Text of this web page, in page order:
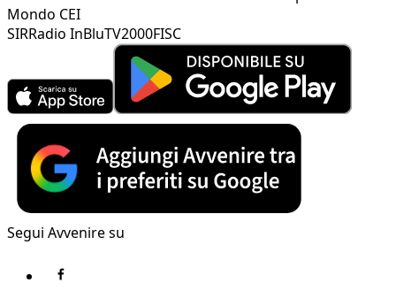
Mondo CEI
SIRRadio InBluTV2000FISC
Segui Avvenire su